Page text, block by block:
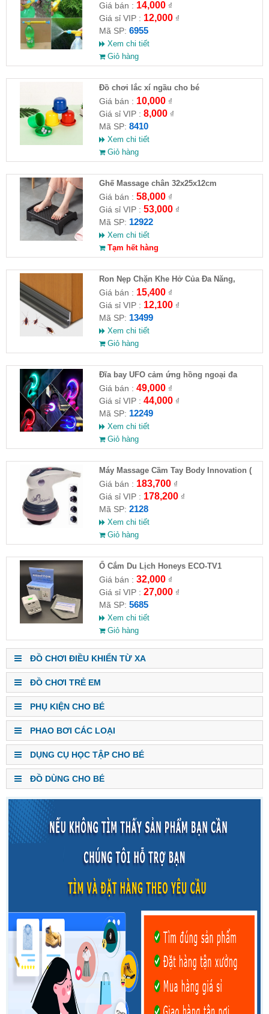
Giá bán : 14,000₫
Giá sỉ VIP : 12,000₫
Mã SP: 6955
Xem chi tiết
Giỏ hàng
Đồ chơi lắc xí ngầu cho bé
Giá bán : 10,000₫
Giá sỉ VIP : 8,000₫
Mã SP: 8410
Xem chi tiết
Giỏ hàng
Ghế Massage chân 32x25x12cm
Giá bán : 58,000₫
Giá sỉ VIP : 53,000₫
Mã SP: 12922
Xem chi tiết
Tạm hết hàng
Ron Nẹp Chặn Khe Hở Của Đa Năng,
Chống Côn Trùng( HĐ )
Giá bán : 15,400₫
Giá sỉ VIP : 12,100₫
Mã SP: 13499
Xem chi tiết
Giỏ hàng
Đĩa bay UFO cảm ứng hồng ngoại đa
chiều tự động bay về
Giá bán : 49,000₫
Giá sỉ VIP : 44,000₫
Mã SP: 12249
Xem chi tiết
Giỏ hàng
Máy Massage Cầm Tay Body Innovation (
HĐ )
Giá bán : 183,700₫
Giá sỉ VIP : 178,200₫
Mã SP: 2128
Xem chi tiết
Giỏ hàng
Ổ Cắm Du Lịch Honeys ECO-TV1
Giá bán : 32,000₫
Giá sỉ VIP : 27,000₫
Mã SP: 5685
Xem chi tiết
Giỏ hàng
ĐỒ CHƠI ĐIỀU KHIỂN TỪ XA
ĐỒ CHƠI TRẺ EM
PHỤ KIỆN CHO BÉ
PHAO BƠI CÁC LOẠI
DỤNG CỤ HỌC TẬP CHO BÉ
ĐỒ DÙNG CHO BÉ